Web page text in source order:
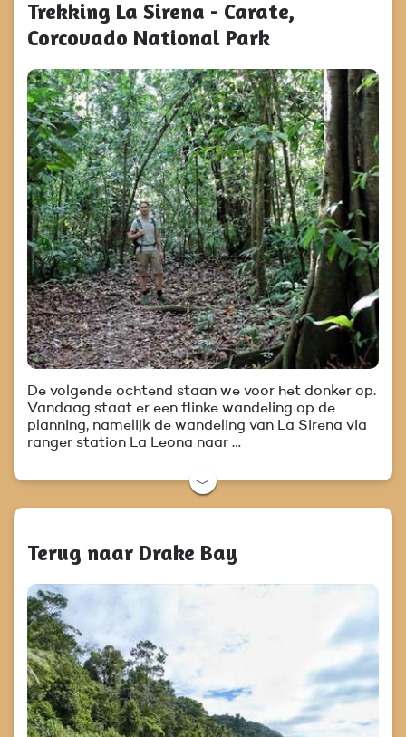
Trekking La Sirena - Carate,
Corcovado National Park
De volgende ochtend staan we voor het donker op.
Vandaag staat er een flinke wandeling op de
planning, namelijk de wandeling van La Sirena via
ranger station La Leona naar …
﹀
Terug naar Drake Bay